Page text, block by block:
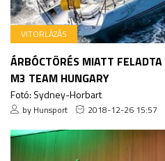
VITORLÁZÁS
ÁRBÓCTÖRÉS MIATT
M3 TEAM HUNGARY
Fotó: Sydney-Horbart
by Hunsport 2018-12-26 15:57